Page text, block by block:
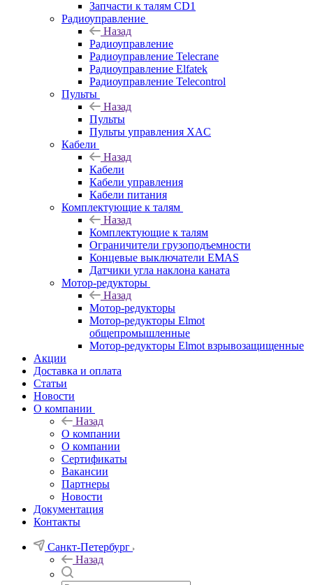
Запчасти к талям CD1
Радиоуправление
Назад
Радиоуправление
Радиоуправление Telecrane
Радиоуправление Elfatek
Радиоуправление Telecontrol
Пульты
Назад
Пульты
Пульты управления XAC
Кабели
Назад
Кабели
Кабели управления
Кабели питания
Комплектующие к талям
Назад
Комплектующие к талям
Ограничители грузоподъемности
Концевые выключатели EMAS
Датчики угла наклона каната
Мотор-редукторы
Назад
Мотор-редукторы
Мотор-редукторы Elmot
общепромышленные
Мотор-редукторы Elmot взрывозащищенные
Акции
Доставка и оплата
Статьи
Новости
О компании
Назад
О компании
О компании
Сертификаты
Вакансии
Партнеры
Новости
Документация
Контакты
Санкт-Петербург
Назад